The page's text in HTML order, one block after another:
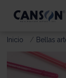
Inicio Bellas